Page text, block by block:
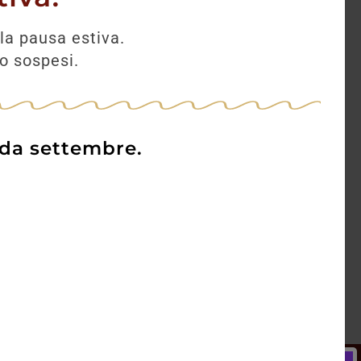
pausa estiva.
sospesi.
settembre.